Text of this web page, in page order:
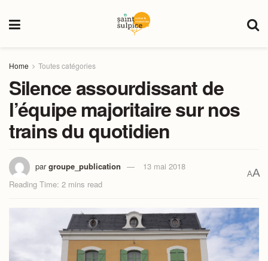
Home Toutes catégories
Silence assourdissant de
l’équipe majoritaire sur nos
trains du quotidien
par groupe_publication
13 mai 2018
Reading Time: 2 mins read
AA